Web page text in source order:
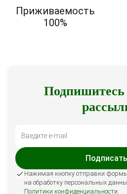
Приживаемость
100%
Нажимая кнопку отправки
на обработку персональных
Политики конфиденциальности.